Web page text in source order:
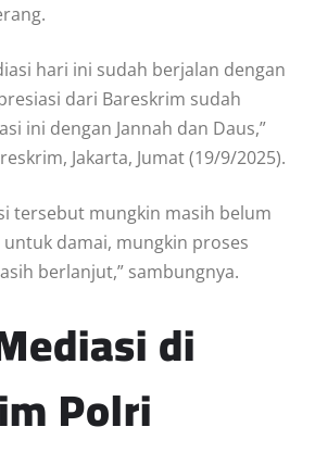
hari ini sudah berjalan dengan
dari Bareskrim sudah
ini dengan Jannah dan Daus,”
Jakarta, Jumat (19/9/2025).
tersebut mungkin masih belum
damai, mungkin proses
berlanjut,” sambungnya.
di
Polri